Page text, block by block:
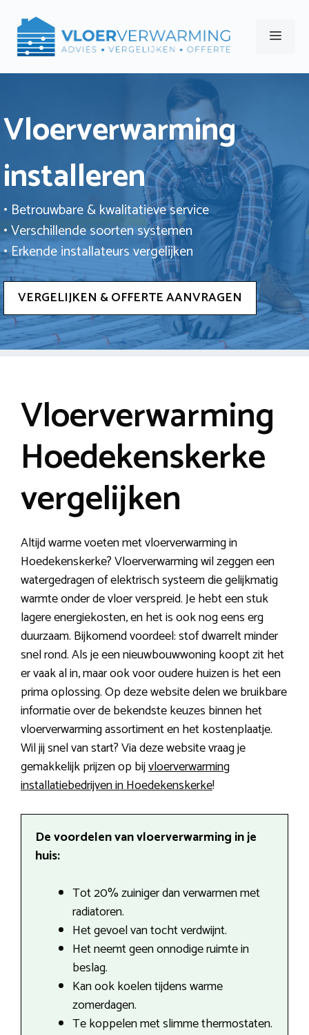
naar
Menu
Vloerverwarming
installeren
• Betrouwbare & kwalitatieve service
• Verschillende soorten systemen
• Erkende installateurs vergelijken
VERGELIJKEN & OFFERTE AANVRAGEN
Vloerverwarming
Hoedekenskerke
vergelijken
Altijd warme voeten met vloerverwarming in
Hoedekenskerke? Vloerverwarming wil zeggen een
watergedragen of elektrisch systeem die gelijkmatig
warmte onder de vloer verspreid. Je hebt een stuk
lagere energiekosten, en het is ook nog eens erg
duurzaam. Bijkomend voordeel: stof dwarrelt minder
snel rond. Als je een nieuwbouwwoning koopt zit het
er vaak al in, maar ook voor oudere huizen is het een
prima oplossing. Op deze website delen we bruikbare
informatie over de bekendste keuzes binnen het
vloerverwarming assortiment en het kostenplaatje.
Wil jij snel van start? Via deze website vraag je
gemakkelijk prijzen op bijvloerverwarming
installatiebedrijven in Hoedekenskerke!
De voordelen van vloerverwarming in je
huis:
Tot 20% zuiniger dan verwarmen met
radiatoren.
Het gevoel van tocht verdwijnt.
Het neemt geen onnodige ruimte in
beslag.
Kan ook koelen tijdens warme
zomerdagen.
Te koppelen met slimme thermostaten.